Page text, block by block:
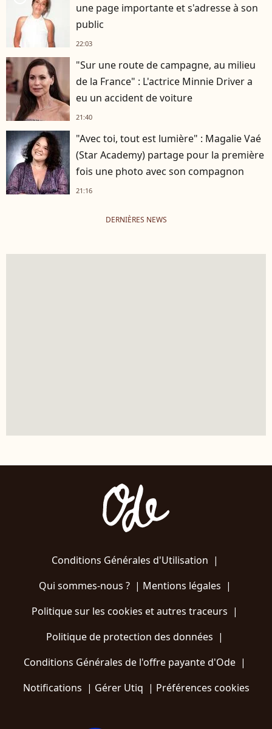
une page importante et s'adresse à son
public
22:03
"Sur une route de campagne, au milieu
de la France" : L'actrice Minnie Driver a
eu un accident de voiture
21:40
"Avec toi, tout est lumière" : Magalie Vaé
(Star Academy) partage pour la première
fois une photo avec son compagnon
21:16
DERNIÈRES NEWS
Conditions Générales d'Utilisation |
Qui sommes-nous ?| Mentions légales |
Politique sur les cookies et autres traceurs |
Politique de protection des données |
Conditions Générales de l'offre payante d'Ode |
Notifications | Gérer Utiq | Préférences cookies